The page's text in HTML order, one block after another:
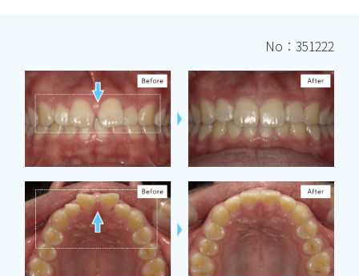
No：351222